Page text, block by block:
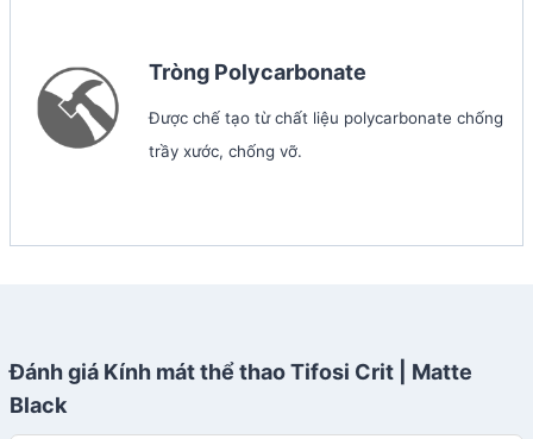
Tròng Polycarbonate
Được chế tạo từ chất liệu polycarbonate chống
trầy xước, chống vỡ.
Đánh giá Kính mát thể thao Tifosi Crit | Matte
Black